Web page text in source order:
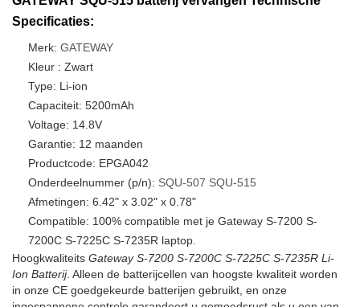
Specificaties:
Merk: GATEWAY
Kleur : Zwart
Type: Li-ion
Capaciteit: 5200mAh
Voltage: 14.8V
Garantie: 12 maanden
Productcode: EPGA042
Onderdeelnummer (p/n): SQU-507 SQU-515
Afmetingen: 6.42" x 3.02" x 0.78"
Compatible: 100% compatible met je Gateway S-7200 S-
7200C S-7225C S-7235R laptop.
Hoogkwaliteits Gateway S-7200 S-7200C S-7225C S-7235R Li-
Ion Batterij. Alleen de batterijcellen van hoogste kwaliteit worden
in onze CE goedgekeurde batterijen gebruikt, en onze